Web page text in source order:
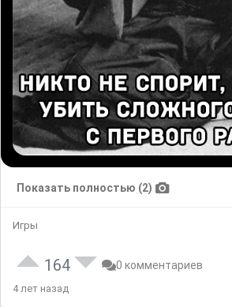
Показать полностью (2)
Игры
164 0 комментариев
4 лет назад